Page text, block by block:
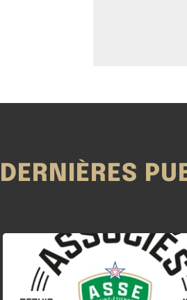
DERNIÈRES